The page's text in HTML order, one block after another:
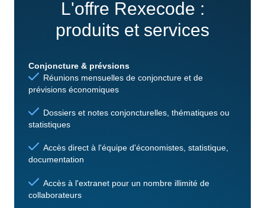
L'offre Rexecode :
produits et services
Conjoncture & prévsions
Réunions mensuelles de conjoncture et de
prévisions économiques
Dossiers et notes conjoncturelles, thématiques ou
statistiques
Accès direct à l'équipe d'économistes, statistique,
documentation
Accès à l'extranet pour un nombre illimité de
collaborateurs